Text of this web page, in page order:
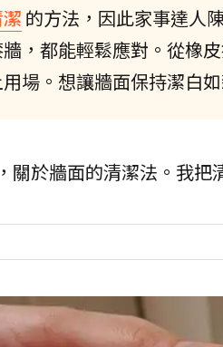
的方法，因此家事達人
，都能輕鬆應對。從橡
場。想讓牆面保持潔白
關於牆面的清潔法。我把